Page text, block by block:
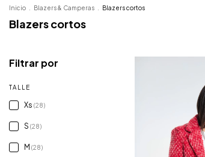
Inicio Blazers & Camperas Blazers cortos
Blazers cortos
Filtrar por
TALLE
Xs (28)
S (28)
M (28)